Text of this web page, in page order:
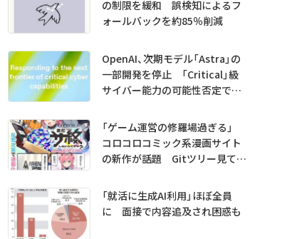
の制限を緩和 誤検知によるフ
ォールバックを約85％削減
OpenAI、次期モデル「Astra」の
一部開発を停止 「Critical」級
サイバー能力の可能性否定でき
「ゲーム運営の修羅場過ぎる」
コロコロコミック系漫画サイト
の新作が話題 Gitツリー見てガ
「就活に生成AI利用」ほぼ全員
に 面接で内容追及され困惑も